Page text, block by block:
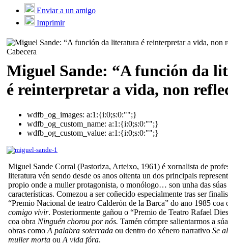
Enviar a un amigo
Imprimir
Miguel Sande: “A función da
é reinterpretar a vida, non
wdfb_og_images: a:1:{i:0;s:0:"";}
wdfb_og_custom_name: a:1:{i:0;s:0:"";}
wdfb_og_custom_value: a:1:{i:0;s:0:"";}
Miguel Sande Corral (Pastoriza, Arteixo, 1961) é xornalista de
literatura vén sendo desde os anos oitenta un dos principais
propio onde a muller protagonista, o monólogo… son unha das súas
características. Comezou a ser coñecido especialmente tras ser
“Premio Nacional de teatro Calderón de la Barca” do ano 1985 coa
comigo vivir. Posteriormente gañou o “Premio de Teatro Rafael
coa obra Ninguén chorou por nós. Tamén cómpre salientarmos a
obras como A palabra soterrada ou dentro do xénero narrativo Se
muller morta ou A vida fóra.